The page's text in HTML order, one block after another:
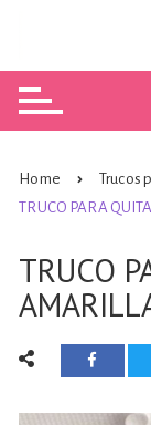
Home
Trucos
TRUCO PARA
TRUCO